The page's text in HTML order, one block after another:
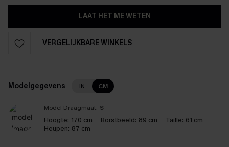
LAAT HET ME WETEN
VERGELIJKBARE WINKELS
Modelgegevens IN CM
Model Draagmaat: S
Hoogte: 170 cm Borstbeeld: 89 cm Taille: 61 cm
Heupen: 87 cm